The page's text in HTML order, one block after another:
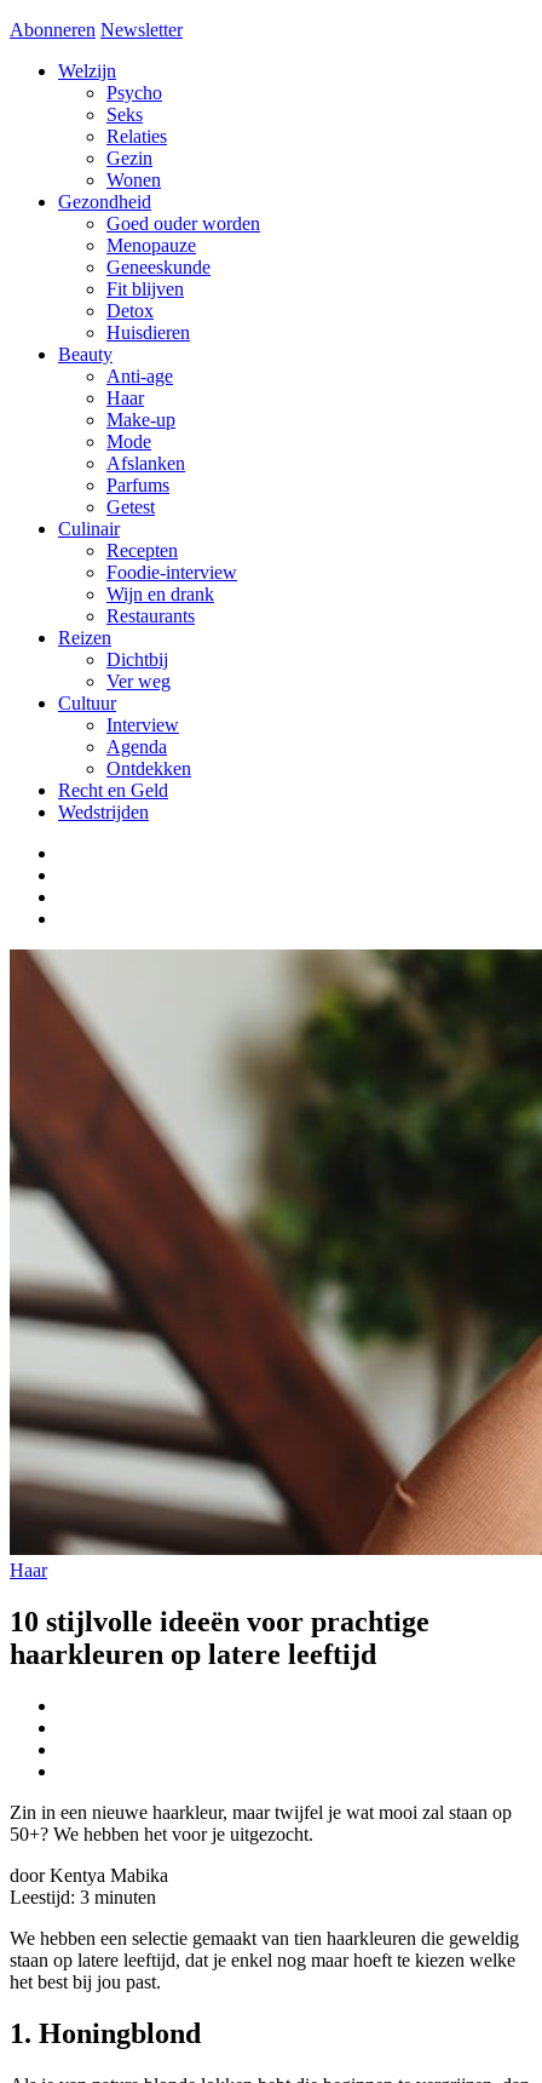
Abonneren Newsletter
Welzijn
Psycho
Seks
Relaties
Gezin
Wonen
Gezondheid
Goed ouder worden
Menopauze
Geneeskunde
Fit blijven
Detox
Huisdieren
Beauty
Anti-age
Haar
Make-up
Mode
Afslanken
Parfums
Getest
Culinair
Recepten
Foodie-interview
Wijn en drank
Restaurants
Reizen
Dichtbij
Ver weg
Cultuur
Interview
Agenda
Ontdekken
Recht en Geld
Wedstrijden
Haar
10 stijlvolle ideeën voor prachtige
haarkleuren op latere leeftijd
Zin in een nieuwe haarkleur, maar twijfel je wat mooi zal staan op
50+? We hebben het voor je uitgezocht.
door Kentya Mabika
Leestijd: 3 minuten
We hebben een selectie gemaakt van tien haarkleuren die geweldig
staan op latere leeftijd, dat je enkel nog maar hoeft te kiezen welke
het best bij jou past.
1. Honingblond